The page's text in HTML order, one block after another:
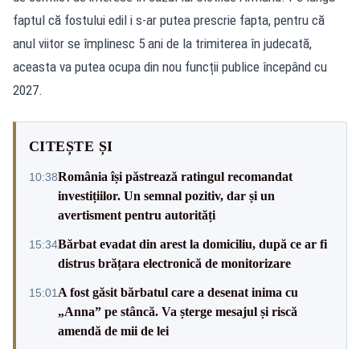
faptul că fostului edil i s-ar putea prescrie fapta, pentru că
anul viitor se împlinesc 5 ani de la trimiterea în judecată,
aceasta va putea ocupa din nou funcții publice începând cu
2027.
CITEȘTE ȘI
10:38România își păstrează ratingul recomandat
investițiilor. Un semnal pozitiv, dar și un
avertisment pentru autorități
15:34Bărbat evadat din arest la domiciliu, după ce ar fi
distrus brățara electronică de monitorizare
15:01 A fost găsit bărbatul care a desenat inima cu
„Anna” pe stâncă. Va șterge mesajul și riscă
amendă de mii de lei